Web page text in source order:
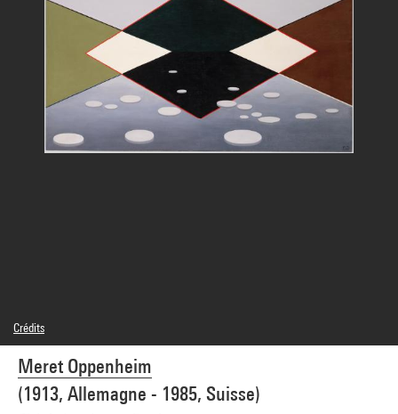
Meret Oppenheim
(1913, Allemagne - 1985, Suisse)
Crédits
© Adagp, Paris
Crédit photographique : Centre Pompidou, MNAM-CCI/Philippe Migeat/Dist.
GrandPalaisRmn
Réf. image : 4R09572 [1989 CX 0108]